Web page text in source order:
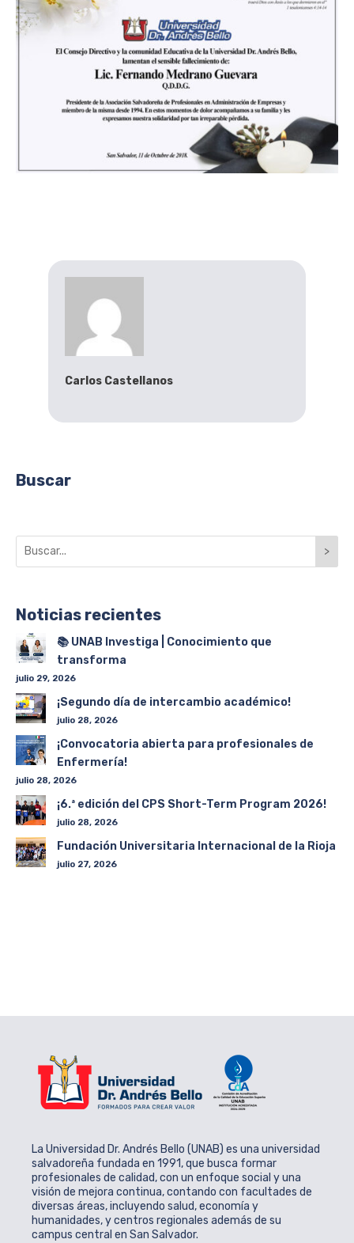
Carlos Castellanos
Buscar
>
Noticias recientes
📚 UNAB Investiga | Conocimiento que
transforma
julio 29, 2026
¡Segundo día de intercambio académico!
julio 28, 2026
¡Convocatoria abierta para profesionales de
Enfermería!
julio 28, 2026
¡6.ª edición del CPS Short-Term Program 2026!
julio 28, 2026
Fundación Universitaria Internacional de la Rioja
julio 27, 2026
La Universidad Dr. Andrés Bello (UNAB) es una universidad
salvadoreña fundada en 1991, que busca formar
profesionales de calidad, con un enfoque social y una
visión de mejora continua, contando con facultades de
diversas áreas, incluyendo salud, economía y
humanidades, y centros regionales además de su
campus central en San Salvador.